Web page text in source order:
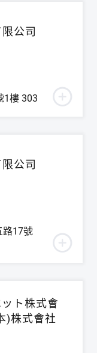
公司
1樓 303
公司
路17號
ト株式會
)株式會社